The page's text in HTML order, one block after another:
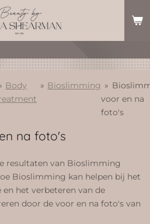
Body
» Bioslimming »
voor en na
foto's
na foto's
resultaten van Bioslimming
Bioslimming kan helpen bij het
het verbeteren van de
door de voor en na foto's van